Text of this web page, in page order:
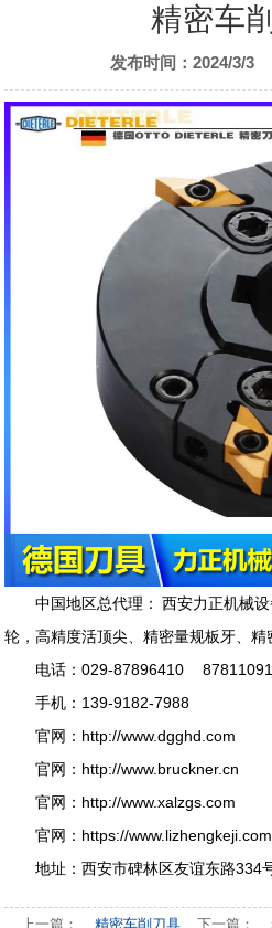
精密车
发布时间：2024/3/3
中国地区总代理 ： 西安力正机械
轮 ，高精度活顶尖 、精密量规板牙 、精
电话：029-87896410 87811091
手机：139-9182-7988
官网： http://www.dgghd.com
官网： http://www.bruckner.cn
官网： http://www.xalzgs.com
官网： https://www.lizhengkeji.com
地址：西安市碑林区友谊东路334
上一篇： 精密车削刀具 下一篇：